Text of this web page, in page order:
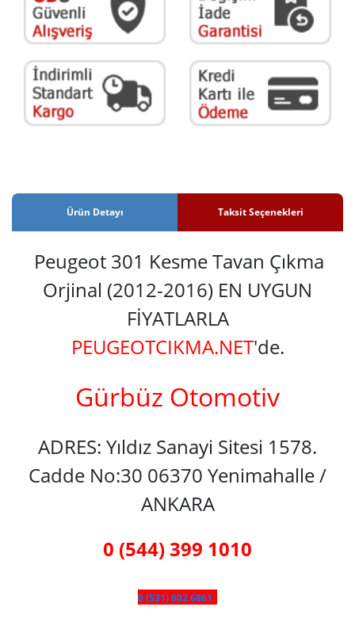
Ürün Detayı Taksit Seçenekleri
Peugeot 301 Kesme Tavan Çıkma
Orjinal (2012-2016) EN UYGUN
FİYATLARLA
PEUGEOTCIKMA.NET'de.
Gürbüz Otomotiv
ADRES: Yıldız Sanayi Sitesi 1578.
Cadde No:30 06370 Yenimahalle /
ANKARA
0 (544) 399 1010
0 (531) 602 6861